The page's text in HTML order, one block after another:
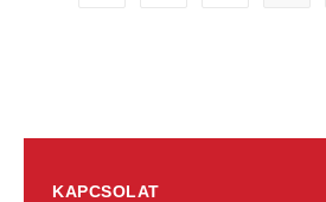
KAPCSOLAT